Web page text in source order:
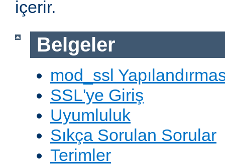
içerir.
Belgeler
mod_ssl
SSL'ye Giriş
Uyumluluk
Sıkça Sorulan Sorular
Terimler